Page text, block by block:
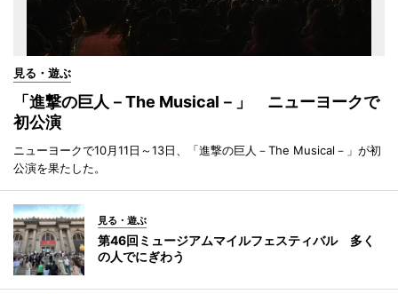
見る・遊ぶ
「進撃の巨人－The Musical－」 ニューヨークで
初公演
ニューヨークで10月11日～13日、「進撃の巨人－The Musical－」が初
公演を果たした。
見る・遊ぶ
第46回ミュージアムマイルフェスティバル 多く
の人でにぎわう